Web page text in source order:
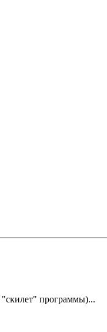
"скилет" программы)...